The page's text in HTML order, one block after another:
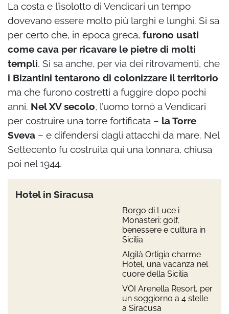
La costa e l’isolotto di Vendìcari un tempo
dovevano essere molto più larghi e lunghi. Si sa
per certo che, in epoca greca, furono usati
come cava per ricavare le pietre di molti
templi. Si sa anche, per via dei ritrovamenti, che
i Bizantini tentarono di colonizzare il territorio
ma che furono costretti a fuggire dopo pochi
anni. Nel XV secolo, l’uomo tornò a Vendìcari
per costruire una torre fortificata – la Torre
Sveva – e difendersi dagli attacchi da mare. Nel
Settecento fu costruita qui una tonnara, chiusa
poi nel 1944.
Hotel in Siracusa
Borgo di Luce i
Monasteri: golf,
benessere e cultura in
Sicilia
Algilà Ortigia charme
Hotel, una vacanza nel
cuore della Sicilia
VOI Arenella Resort, per
un soggiorno a 4 stelle
a Siracusa